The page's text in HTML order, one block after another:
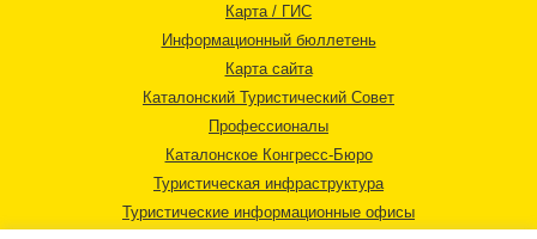
Карта / ГИС
Информационный бюллетень
Карта сайта
Каталонский Туристический Совет
Профессионалы
Каталонское Конгресс-Бюро
Туристическая инфраструктура
Туристические информационные офисы